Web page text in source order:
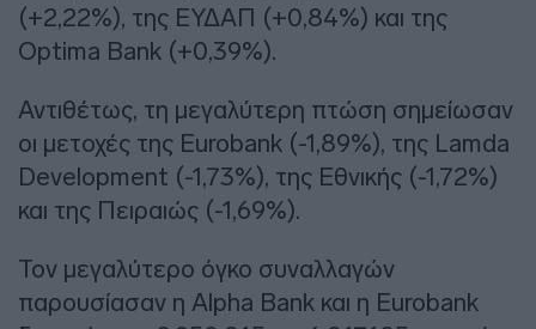
(+2,22%), της ΕΥΔΑΠ (+0,84%) και της
Optima Bank (+0,39%).
Αντιθέτως, τη μεγαλύτερη πτώση σημείωσαν
οι μετοχές της Eurobank (-1,89%), της Lamda
Development (-1,73%), της Εθνικής (-1,72%)
και της Πειραιώς (-1,69%).
Τον μεγαλύτερο όγκο συναλλαγών
παρουσίασαν η Alpha Bank και η Eurobank